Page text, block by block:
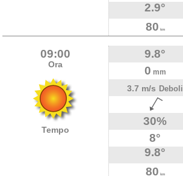
2.9°
80 km
09:00
Ora
Tempo
9.8°
0 mm
3.7 m/s Deboli
30%
8°
9.8°
80 km